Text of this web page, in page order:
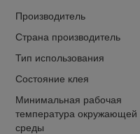
Производитель
Страна производитель
Тип использования
Состояние клея
Минимальная рабочая
температура окружающей
среды